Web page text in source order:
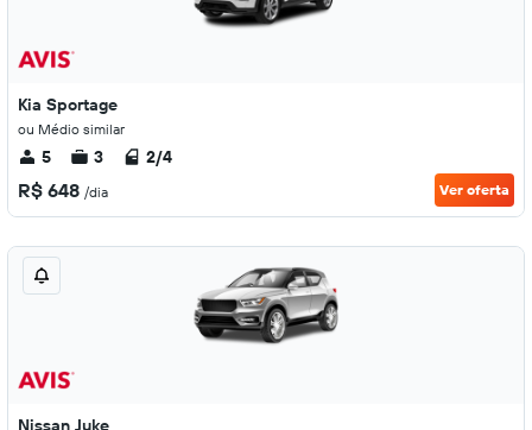
Kia Sportage
ou Médio similar
5 3 2/4
R$ 648 /dia Ver oferta
Nissan Juke